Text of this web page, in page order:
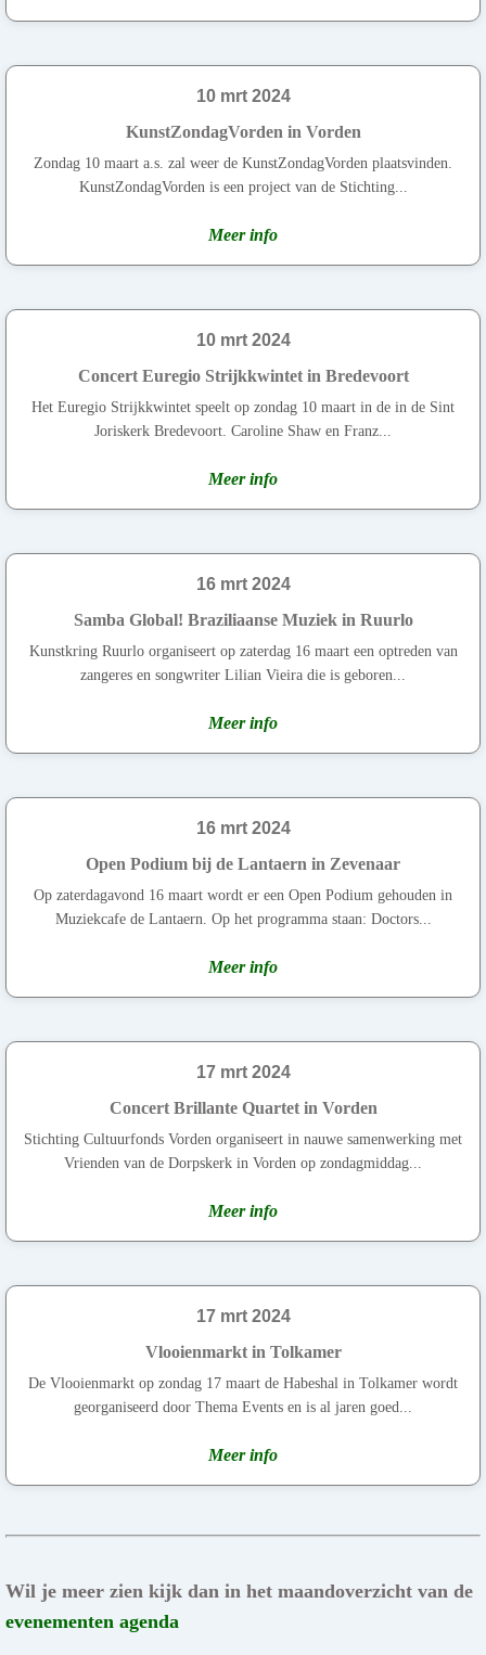
10 mrt 2024
KunstZondagVorden in Vorden
Zondag 10 maart a.s. zal weer de KunstZondagVorden plaatsvinden.
KunstZondagVorden is een project van de Stichting...
Meer info
10 mrt 2024
Concert Euregio Strijkkwintet in Bredevoort
Het Euregio Strijkkwintet speelt op zondag 10 maart in de in de Sint
Joriskerk Bredevoort. Caroline Shaw en Franz...
Meer info
16 mrt 2024
Samba Global! Braziliaanse Muziek in Ruurlo
Kunstkring Ruurlo organiseert op zaterdag 16 maart een optreden van
zangeres en songwriter Lilian Vieira die is geboren...
Meer info
16 mrt 2024
Open Podium bij de Lantaern in Zevenaar
Op zaterdagavond 16 maart wordt er een Open Podium gehouden in
Muziekcafe de Lantaern. Op het programma staan: Doctors...
Meer info
17 mrt 2024
Concert Brillante Quartet in Vorden
Stichting Cultuurfonds Vorden organiseert in nauwe samenwerking met
Vrienden van de Dorpskerk in Vorden op zondagmiddag...
Meer info
17 mrt 2024
Vlooienmarkt in Tolkamer
De Vlooienmarkt op zondag 17 maart de Habeshal in Tolkamer wordt
georganiseerd door Thema Events en is al jaren goed...
Meer info
Wil je meer zien kijk dan in het maandoverzicht van de
evenementen agenda